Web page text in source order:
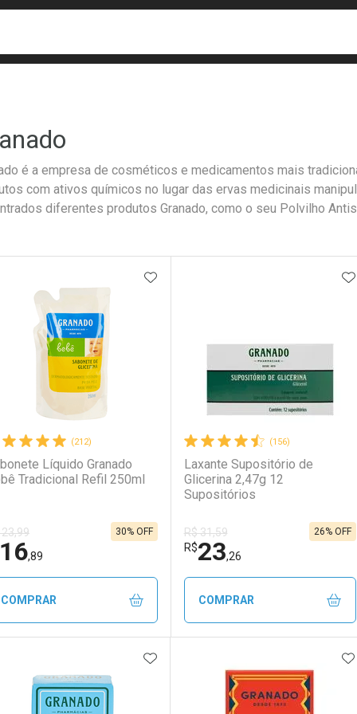
é a empresa de cosméticos e medicamentos mais
com ativos químicos no lugar das ervas medicinais
diferentes produtos Granado, como o seu Polvilho
(212)
Líquido Granado
Tradicional Refil 250ml
23,99
16,89
30% OFF
ADICIONAR AOS FAVORITOS
COMPRAR
FECHAR
FECHAR
Menos
(156)
Laxante Supositório de
Glicerina 2,47g 12
Supositórios
R$ 31,59
R$23,26
26% OFF
COMPRAR
Laboratório
Por Menos
ADICIONAR AOS FAVORITOS